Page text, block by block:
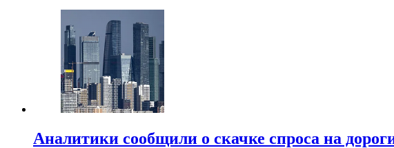
Аналитики сообщили о скачке спроса на